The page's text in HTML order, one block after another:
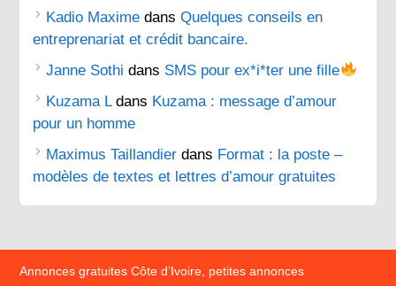
Kadio Maxime dansQuelques conseils en
entreprenariat et crédit bancaire.
Janne Sothi dans SMS pour ex*i*ter une fille
Kuzama Ldans Kuzama : message d’amour
pour un homme
Maximus Taillandier dans Format : la poste –
modèles de textes et lettres d’amour gratuites
Annonces gratuites Côte d’Ivoire, petites annonces